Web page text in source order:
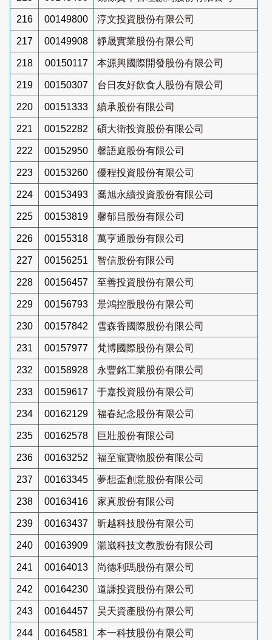
216 00149800 淳文投資股份有限公司
217 00149908 靜晟實業股份有限公司
218 00150117 本源興國際開發股份有限公司
219 00150307 台日友好飲食人股份有限公司
220 00151333 續承股份有限公司
221 00152282 碩大衛投資股份有限公司
222 00152950 馨語庭股份有限公司
223 00153260 優程投資股份有限公司
224 00153493 喬旭永續投資股份有限公司
225 00153819 馨郁昌股份有限公司
226 00155318 萬亨通股份有限公司
227 00156251 智信股份有限公司
228 00156457 至善投資股份有限公司
229 00156793 景鴻控股股份有限公司
230 00157842 雪森香國際股份有限公司
231 00157977 梵博國際股份有限公司
232 00158928 永豐銘工業股份有限公司
233 00159617 于嘉投資股份有限公司
234 00162129 福春紀念股份有限公司
235 00162578 巨壯股份有限公司
236 00163252 福至寵寶物股份有限公司
237 00163345 夢想盃創意股份有限公司
238 00163416 家真股份有限公司
239 00163437 昕越科技股份有限公司
240 00163909 灝崴科技文教股份有限公司
241 00164013 尚德利瑪股份有限公司
242 00164230 道謙投資股份有限公司
243 00164457 昊天資產股份有限公司
244 00164581 本一科技股份有限公司